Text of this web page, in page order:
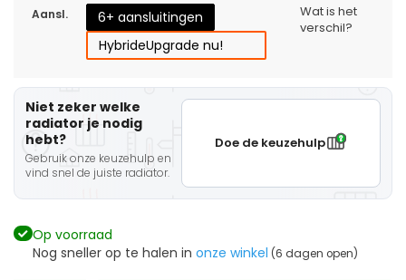
Aansl.
6+ aansluitingen
HybrideUpgrade nu!
Wat is het
verschil?
Niet zeker welke
radiator je nodig
hebt?
Gebruik onze keuzehulp en
vind snel de juiste radiator.
Doe de keuzehulp
Op voorraad
Nog sneller op te halen in onze winkel (6 dagen open)